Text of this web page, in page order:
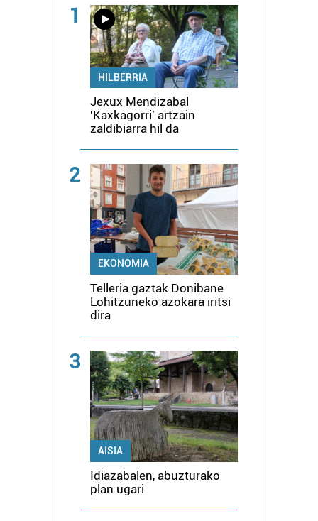
1
HILBERRIA
Jexux Mendizabal
'Kaxkagorri' artzain
zaldibiarra hil da
2
EKONOMIA
Telleria gaztak Donibane
Lohitzuneko azokara iritsi
dira
3
AISIA
Idiazabalen, abuzturako
plan ugari